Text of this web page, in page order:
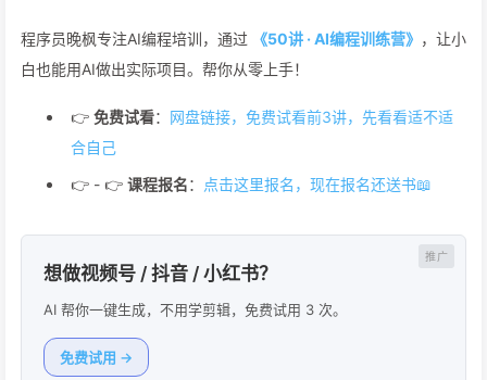
程序员晚枫专注AI编程培训，通过 《50讲 · AI编程训练营》 ，让小
白也能用AI做出实际项目。帮你从零上手！
👉 免费试看： 网盘链接，免费试看前3讲，先看看适不适
合自己
👉 - 👉 课程报名： 点击这里报名，现在报名还送书📖
想做视频号 / 抖音 / 小红书？
AI 帮你一键生成，不用学剪辑，免费试用 3 次。
免费试用 →